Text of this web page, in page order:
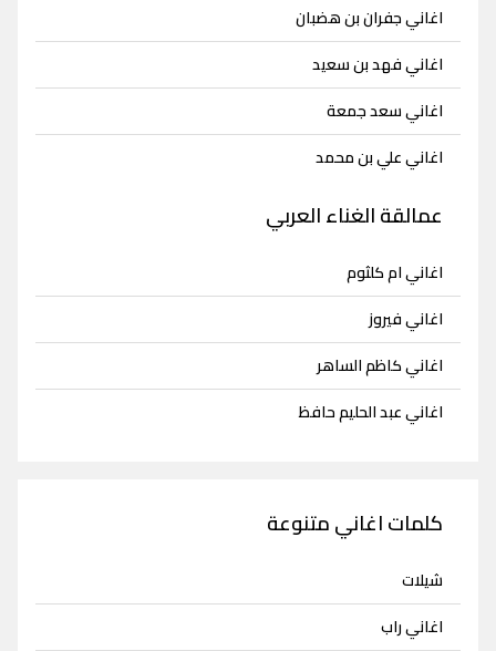
اغاني جفران بن هضبان
اغاني فهد بن سعيد
اغاني سعد جمعة
اغاني علي بن محمد
عمالقة الغناء العربي
اغاني ام كلثوم
اغاني فيروز
اغاني كاظم الساهر
اغاني عبد الحليم حافظ
كلمات اغاني متنوعة
شيلات
اغاني راب